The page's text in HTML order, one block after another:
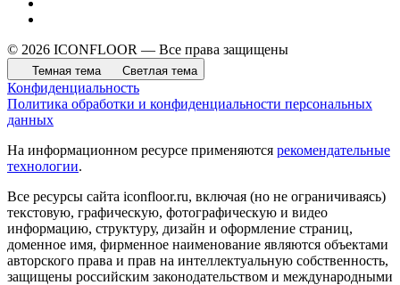
© 2026 ICONFLOOR — Все права защищены
Темная тема Светлая тема
Конфиденциальность
Политика обработки и конфиденциальности персональных
данных
На информационном ресурсе применяются рекомендательные
технологии.
Все ресурсы сайта iconfloor.ru, включая (но не ограничиваясь)
текстовую, графическую, фотографическую и видео
информацию, структуру, дизайн и оформление страниц,
доменное имя, фирменное наименование являются объектами
авторского права и прав на интеллектуальную собственность,
защищены российским законодательством и международными